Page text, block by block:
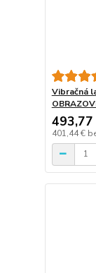
Vibračná
493,77
401,44 €